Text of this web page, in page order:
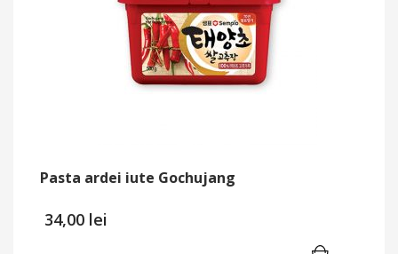
Pasta ardei iute Gochujang
34,00 lei